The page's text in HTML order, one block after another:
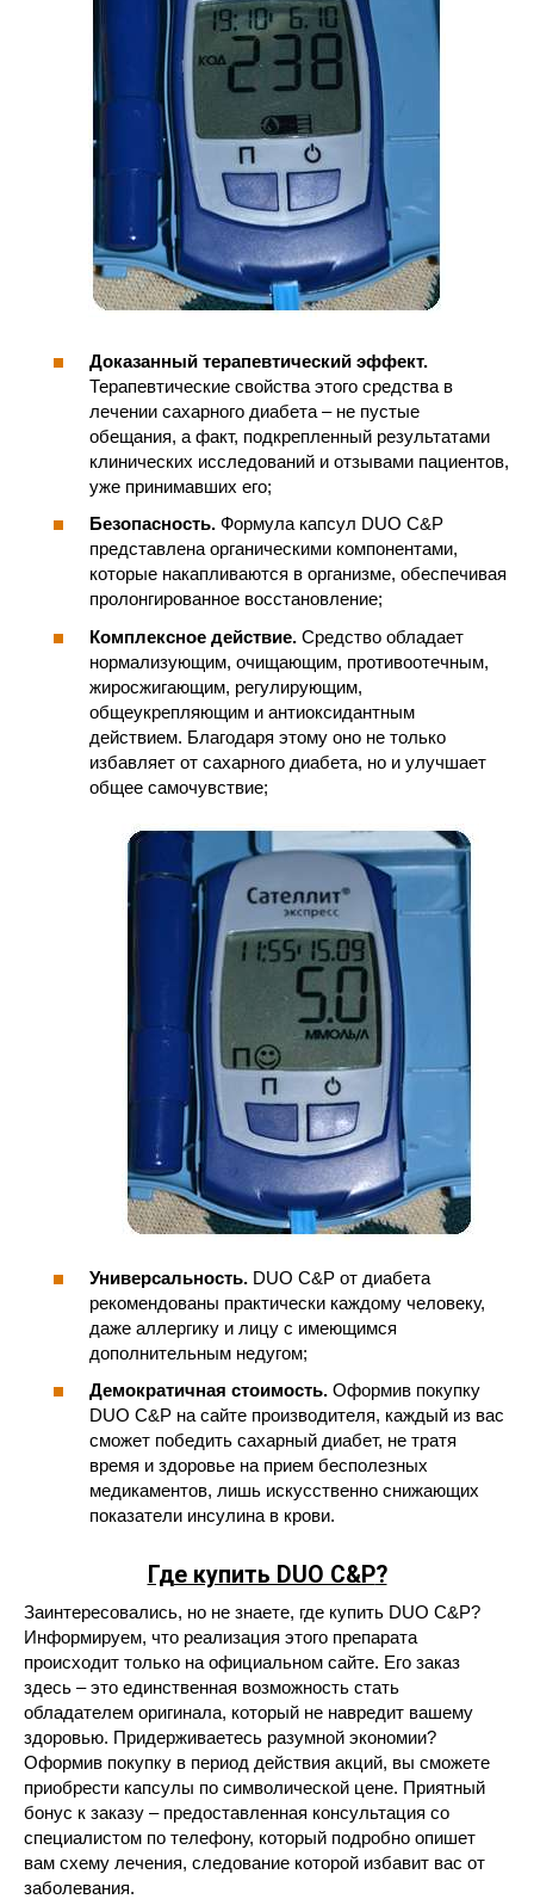
Доказанный терапевтический эффект.
Терапевтические свойства этого средства в
лечении сахарного диабета – не пустые
обещания, а факт, подкрепленный результатами
клинических исследований и отзывами пациентов,
уже принимавших его;
Безопасность. Формула капсул DUO C&P
представлена органическими компонентами,
которые накапливаются в организме, обеспечивая
пролонгированное восстановление;
Комплексное действие. Средство обладает
нормализующим, очищающим, противоотечным,
жиросжигающим, регулирующим,
общеукрепляющим и антиоксидантным
действием. Благодаря этому оно не только
избавляет от сахарного диабета, но и улучшает
общее самочувствие;
Универсальность. DUO C&P от диабета
рекомендованы практически каждому человеку,
даже аллергику и лицу с имеющимся
дополнительным недугом;
Демократичная стоимость. Оформив покупку
DUO C&P на сайте производителя, каждый из вас
сможет победить сахарный диабет, не тратя
время и здоровье на прием бесполезных
медикаментов, лишь искусственно снижающих
показатели инсулина в крови.
Где купить DUO C&P?
Заинтересовались, но не знаете, где купить DUO C&P?
Информируем, что реализация этого препарата
происходит только на официальном сайте. Его заказ
здесь – это единственная возможность стать
обладателем оригинала, который не навредит вашему
здоровью. Придерживаетесь разумной экономии?
Оформив покупку в период действия акций, вы сможете
приобрести капсулы по символической цене. Приятный
бонус к заказу – предоставленная консультация со
специалистом по телефону, который подробно опишет
вам схему лечения, следование которой избавит вас от
заболевания.